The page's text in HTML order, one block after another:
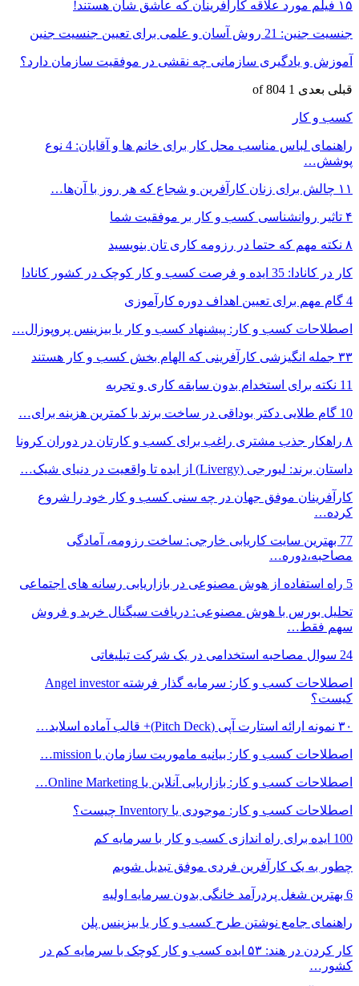
۱۵ فیلم مورد علاقه کارآفرینان که عاشق شان هستند!
جنسیت جنین: 21 روش آسان و علمی برای تعیین جنسیت جنین
آموزش و یادگیری سازمانی چه نقشی در موفقیت سازمان دارد؟
قبلی بعدی 1 of 804
کسب و کار
راهنمای لباس مناسب محل کار برای خانم ها و آقایان: 4 نوع
پوشش…
۱۱ چالش برای زنان کارآفرین و شجاع که هر روز با آن‌ها…
۴ تاثیر روانشناسی کسب و کار بر موفقیت شما
۸ نکته مهم که حتما در رزومه کاری تان بنویسید
کار در کانادا: 35 ایده و فرصت کسب و کار کوچک در کشور کانادا
4 گام مهم برای تعیین اهداف دوره کارآموزی
اصطلاحات کسب و کار: پیشنهاد کسب و کار یا بیزینس پروپوزال…
۳۳ جمله انگیزشی کارآفرینی که الهام بخش کسب و کار هستند
11 نکته برای استخدام بدون سابقه کاری و تجربه
10 گام طلایی دکتر بوداقی در ساخت برند با کمترین هزینه برای…
۸ راهکار جذب مشتری راغب برای کسب و کارتان در دوران کرونا
داستان برند: لیورجی (Livergy) از ایده تا واقعیت در دنیای شیک…
کارآفرینان موفق جهان در چه سنی کسب و کار خود را شروع
کرده…
77 بهترین سایت کاریابی خارجی: ساخت رزومه، آمادگی
مصاحبه،دوره…
5 راه استفاده از هوش مصنوعی در بازاریابی رسانه های اجتماعی
تحلیل بورس با هوش مصنوعی: دریافت سیگنال خرید و فروش
سهم فقط…
24 سوال مصاحبه استخدامی در یک شرکت تبلیغاتی
اصطلاحات کسب و کار: سرمایه گذار فرشته Angel investor
کیست؟
۳۰ نمونه ارائه استارت آپی (Pitch Deck)+ قالب آماده اسلاید…
اصطلاحات کسب و کار: بیانیه ماموریت سازمان یا mission…
اصطلاحات کسب و کار: بازاریابی آنلاین یا Online Marketing…
اصطلاحات کسب و کار: موجودی یا Inventory چیست؟
100 ایده برای راه اندازی کسب و کار با سرمایه کم
چطور به یک کارآفرین فردی موفق تبدیل شویم
6 بهترین شغل پردرآمد خانگی بدون سرمایه اولیه
راهنمای جامع نوشتن طرح کسب و کار یا بیزینس پلن
کار کردن در هند: ۵۳ ایده کسب و کار کوچک با سرمایه کم در
کشور…